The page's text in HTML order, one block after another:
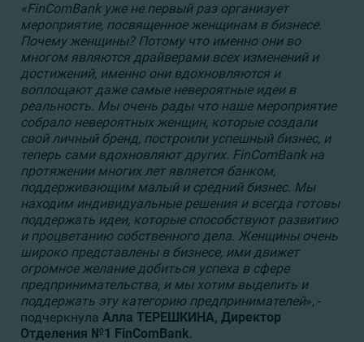
«FinComBank уже не первый раз организует
мероприятие, посвященное женщинам в бизнесе.
Почему женщины? Потому что именно они во
многом являются драйверами всех изменений и
достижений, именно они вдохновляются и
воплощают даже самые невероятные идеи в
реальность. Мы очень рады что наше мероприятие
собрало невероятных женщин, которые создали
свой личный бренд, построили успешный бизнес, и
теперь сами вдохновляют других. FinComBank на
протяжении многих лет является банком,
поддерживающим малый и средний бизнес. Мы
находим индивидуальные решения и всегда готовы
поддержать идеи, которые способствуют развитию
и процветанию собственного дела. Женщины очень
широко представлены в бизнесе, ими движет
огромное желание добиться успеха в сфере
предпринимательства, и мы хотим выделить и
поддержать эту категорию предпринимателей», -
подчеркнула Алла ТЕРЕШКИНА, Директор
Отделения №1 FinComBank.